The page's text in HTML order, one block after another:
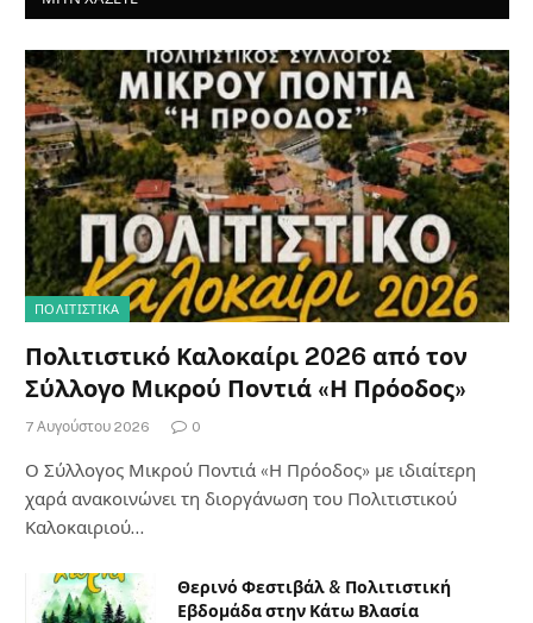
ΠΟΛΙΤΙΣΤΙΚΑ
Πολιτιστικό Καλοκαίρι 2026 από τον
Σύλλογο Μικρού Ποντιά «Η Πρόοδος»
7 Αυγούστου 2026 0
Ο Σύλλογος Μικρού Ποντιά «Η Πρόοδος» με ιδιαίτερη
χαρά ανακοινώνει τη διοργάνωση του Πολιτιστικού
Καλοκαιριού…
Θερινό Φεστιβάλ & Πολιτιστική
Εβδομάδα στην Κάτω Βλασία